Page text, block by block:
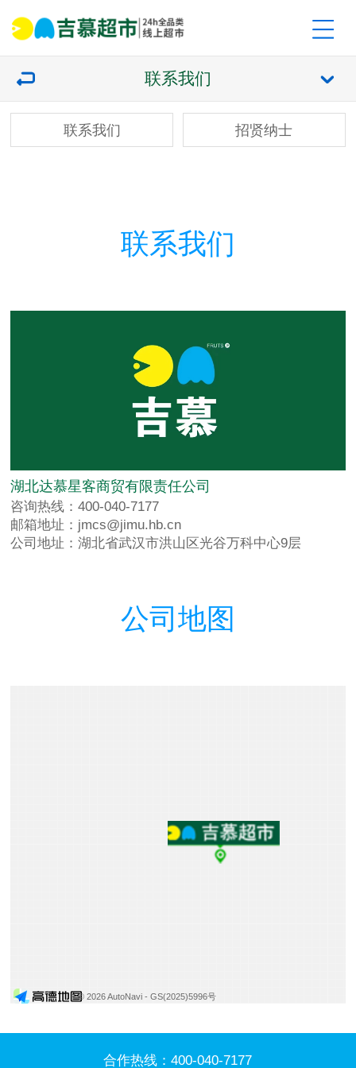
联系我们
联系我们 招贤纳士
联系我们
湖北达慕星客商贸有限责任公司
咨询热线：400-040-7177
邮箱地址：jmcs@jimu.hb.cn
公司地址：湖北省武汉市洪山区光谷万科中心9层
公司地图
© 2026 AutoNavi- GS(2025)5996号
合作热线：400-040-7177